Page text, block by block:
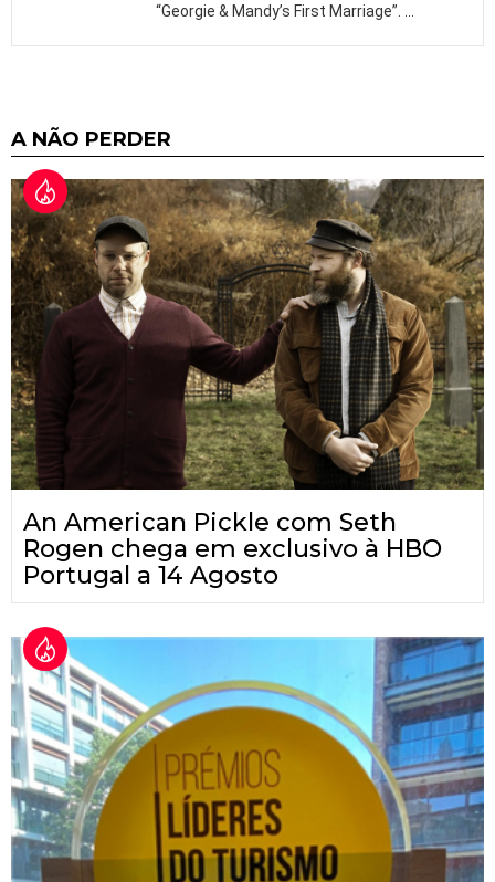
“Georgie & Mandy’s First Marriage”.
A NÃO PERDER
An American Pickle com Seth
Rogen chega em exclusivo à HBO
Portugal a 14 Agosto